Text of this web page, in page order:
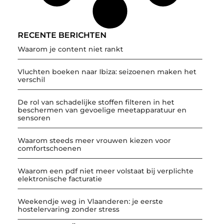
RECENTE BERICHTEN
Waarom je content niet rankt
Vluchten boeken naar Ibiza: seizoenen maken het
verschil
De rol van schadelijke stoffen filteren in het
beschermen van gevoelige meetapparatuur en
sensoren
Waarom steeds meer vrouwen kiezen voor
comfortschoenen
Waarom een pdf niet meer volstaat bij verplichte
elektronische facturatie
Weekendje weg in Vlaanderen: je eerste
hostelervaring zonder stress